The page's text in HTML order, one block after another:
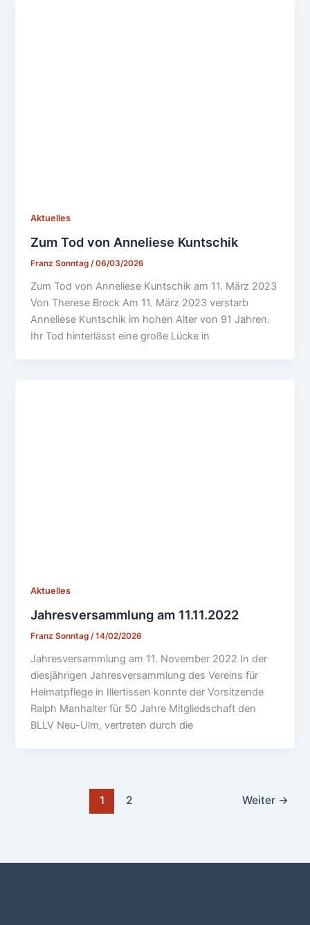
Aktuelles
Zum Tod von Anneliese Kuntschik
Franz Sonntag/06/03/2026
Zum Tod von Anneliese Kuntschik am 11. März 2023
Von Therese Brock Am 11. März 2023 verstarb
Anneliese Kuntschik im hohen Alter von 91 Jahren.
Ihr Tod hinterlässt eine große Lücke in
Aktuelles
Jahresversammlung am 11.11.2022
Franz Sonntag/14/02/2026
Jahresversammlung am 11. November 2022 In der
diesjährigen Jahresversammlung des Vereins für
Heimatpflege in Illertissen konnte der Vorsitzende
Ralph Manhalter für 50 Jahre Mitgliedschaft den
BLLV Neu-Ulm, vertreten durch die
1 2 Weiter →